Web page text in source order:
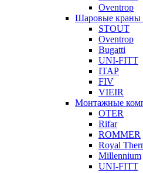
Oventrop
Шаровые краны
STOUT
Oventrop
Bugatti
UNI-FITT
ITAP
FIV
VIEIR
Монтажные
OTER
Rifar
ROMMER
Royal
Millennium
UNI-FITT